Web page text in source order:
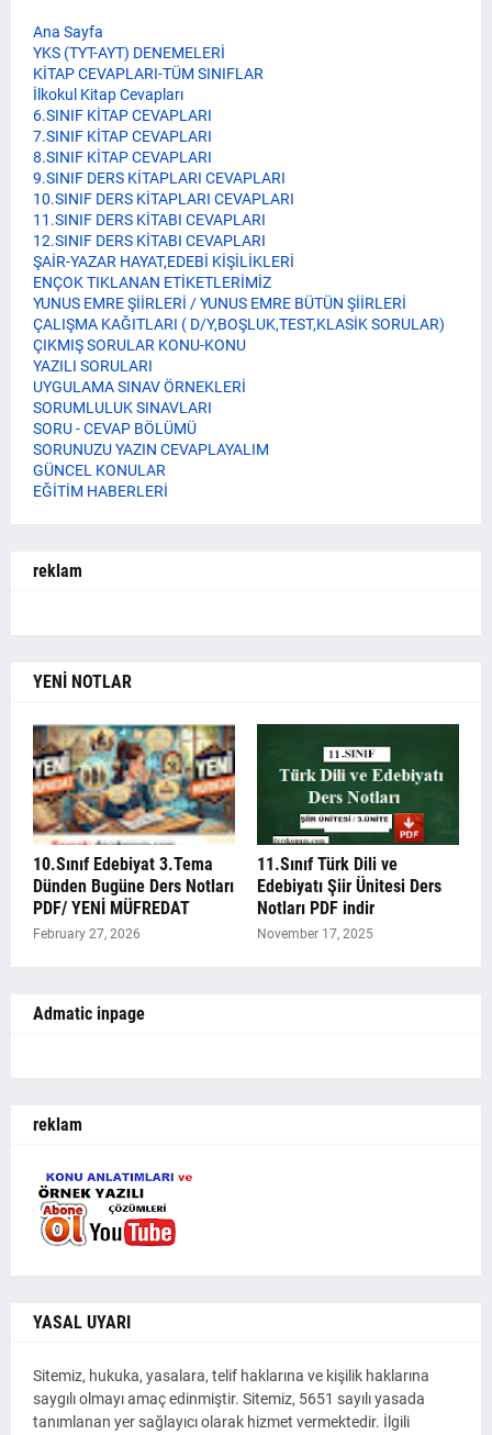
Ana Sayfa
YKS (TYT-AYT) DENEMELERİ
KİTAP CEVAPLARI-TÜM SINIFLAR
İlkokul Kitap Cevapları
6.SINIF KİTAP CEVAPLARI
7.SINIF KİTAP CEVAPLARI
8.SINIF KİTAP CEVAPLARI
9.SINIF DERS KİTAPLARI CEVAPLARI
10.SINIF DERS KİTAPLARI CEVAPLARI
11.SINIF DERS KİTABI CEVAPLARI
12.SINIF DERS KİTABI CEVAPLARI
ŞAİR-YAZAR HAYAT,EDEBİ KİŞİLİKLERİ
ENÇOK TIKLANAN ETİKETLERİMİZ
YUNUS EMRE ŞİİRLERİ / YUNUS EMRE BÜTÜN ŞİİRLERİ
ÇALIŞMA KAĞITLARI ( D/Y,BOŞLUK,TEST,KLASİK SORULAR)
ÇIKMIŞ SORULAR KONU-KONU
YAZILI SORULARI
UYGULAMA SINAV ÖRNEKLERİ
SORUMLULUK SINAVLARI
SORU - CEVAP BÖLÜMÜ
SORUNUZU YAZIN CEVAPLAYALIM
GÜNCEL KONULAR
EĞİTİM HABERLERİ
reklam
YENİ NOTLAR
10.Sınıf Edebiyat 3.Tema
Dünden Bugüne Ders Notları
PDF/ YENİ MÜFREDAT
February 27, 2026
11.Sınıf Türk Dili ve
Edebiyatı Şiir Ünitesi Ders
Notları PDF indir
November 17, 2025
Admatic inpage
reklam
YASAL UYARI
Sitemiz, hukuka, yasalara, telif haklarına ve kişilik haklarına
saygılı olmayı amaç edinmiştir. Sitemiz, 5651 sayılı yasada
tanımlanan yer sağlayıcı olarak hizmet vermektedir. İlgili